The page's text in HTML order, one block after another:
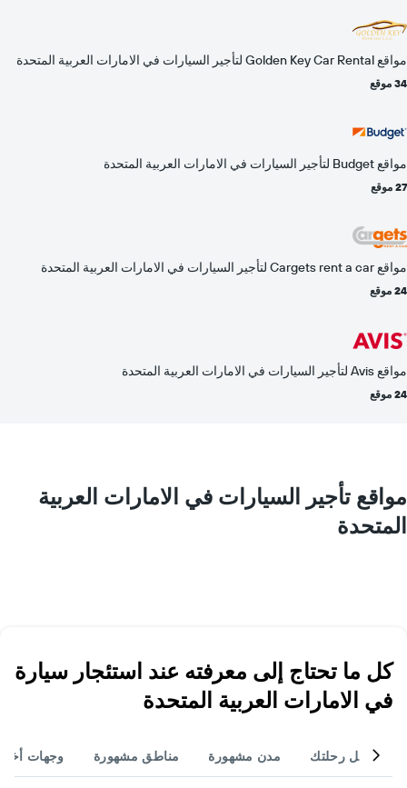
مواقع Golden Key Car Rental لتأجير السيارات في الامارات العربية المتحدة
34 موقع
مواقع Budget لتأجير السيارات في الامارات العربية المتحدة
27 موقع
مواقع Cargets rent a car لتأجير السيارات في الامارات العربية المتحدة
24 موقع
مواقع Avis لتأجير السيارات في الامارات العربية المتحدة
24 موقع
مواقع تأجير السيارات في الامارات العربية
المتحدة
كل ما تحتاج إلى معرفته عند استئجار سيارة
في الامارات العربية المتحدة
أكمل رحلتك مدن مشهورة مناطق مشهورة وجهات